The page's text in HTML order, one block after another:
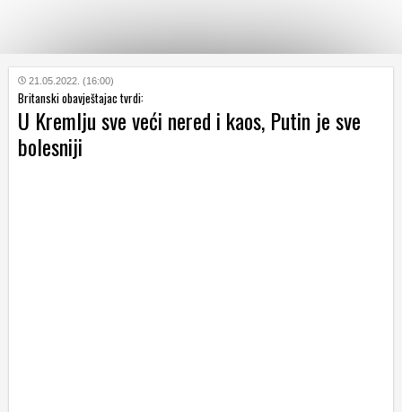
KATEGORIJE
HRVATSKI
WEB
21.05.2022. (16:00)
Britanski obavještajac tvrdi:
U Kremlju sve veći nered i kaos, Putin je sve
bolesniji